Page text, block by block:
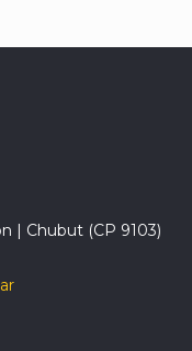
| Chubut (CP 9103)